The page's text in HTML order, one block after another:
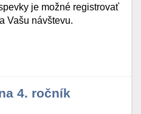
je možné registrovať
Vašu návštevu.
4. ročník